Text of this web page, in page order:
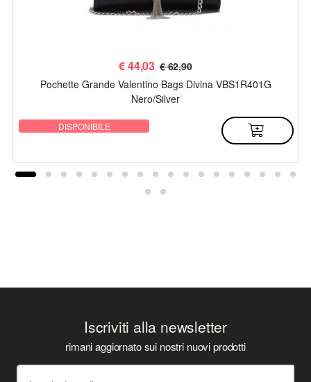
€44,03 € 62,90
Pochette Grande Valentino Bags Divina VBS1R401G
Nero/Silver
DISPONIBILE
Iscriviti alla newsletter
rimani aggiornato sui nostri nuovi prodotti